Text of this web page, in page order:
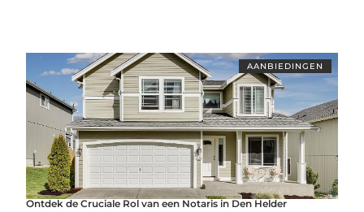
AANBIEDINGEN
Ontdek de Cruciale Rol van een Notaris in Den Helder